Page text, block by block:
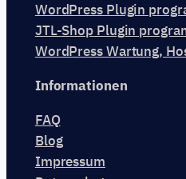
WordPress Plugin
JTL-Shop Plugin
WordPress Wartung,
Informationen
FAQ
Blog
Impressum